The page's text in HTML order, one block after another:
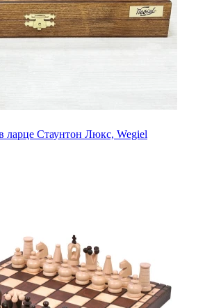
Стаунтон Люкс, Wegiel